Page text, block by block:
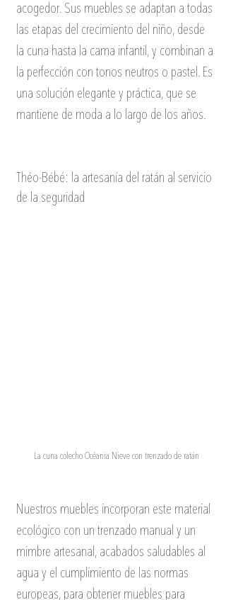
acogedor. Sus muebles se adaptan a todas
las etapas del crecimiento del niño, desde
la cuna hasta la cama infantil, y combinan a
la perfección con tonos neutros o pastel. Es
una solución elegante y práctica, que se
mantiene de moda a lo largo de los años.
Théo-Bébé: la artesanía del ratán al servicio
de la seguridad
La cuna colecho Océania Nieve con trenzado de ratán
Nuestros muebles incorporan este material
ecológico con un trenzado manual y un
mimbre artesanal, acabados saludables al
agua y el cumplimiento de las normas
europeas, para obtener muebles para